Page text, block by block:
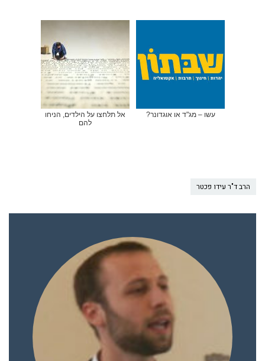
עשו – מג"ד או אוגדונר?
אל תלחצו על הילדים, הניחו
להם
הרב ד"ר עידו פכטר